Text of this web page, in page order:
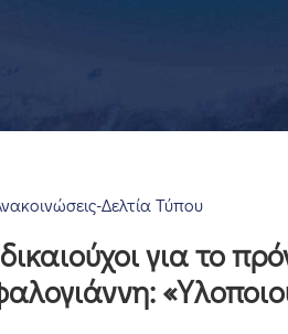
Δελτία Τύπου
για το